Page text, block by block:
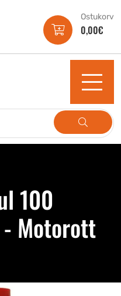
Ostukorv
0,00€
100
Motorott